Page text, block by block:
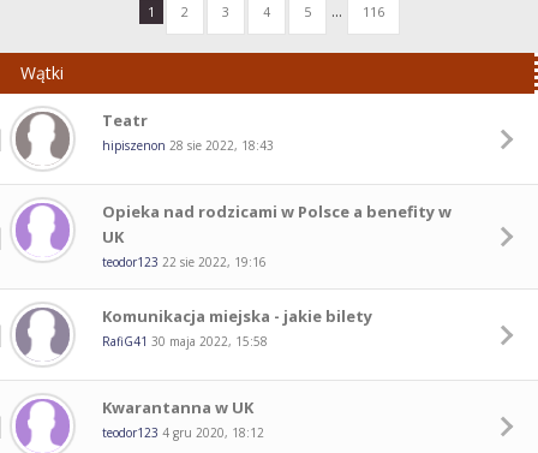
1 2 3 4 5 ... 116
Wątki
Teatr
hipiszenon 28 sie 2022, 18:43
Opieka nad rodzicami w Polsce a benefity w
UK
teodor123 22 sie 2022, 19:16
Komunikacja miejska - jakie bilety
RafiG41 30 maja 2022, 15:58
Kwarantanna w UK
teodor123 4 gru 2020, 18:12